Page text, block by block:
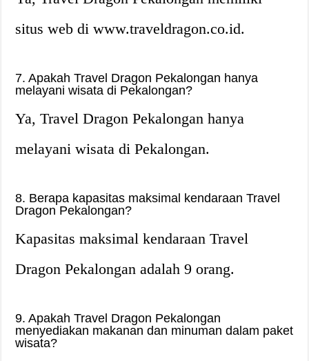
situs web di www.traveldragon.co.id.
7. Apakah Travel Dragon Pekalongan hanya
melayani wisata di Pekalongan?
Ya, Travel Dragon Pekalongan hanya
melayani wisata di Pekalongan.
8. Berapa kapasitas maksimal kendaraan Travel
Dragon Pekalongan?
Kapasitas maksimal kendaraan Travel
Dragon Pekalongan adalah 9 orang.
9. Apakah Travel Dragon Pekalongan
menyediakan makanan dan minuman dalam paket
wisata?